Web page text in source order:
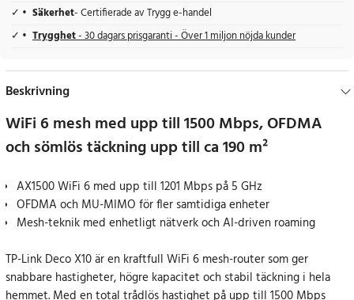
Säkerhet- Certifierade av Trygg e-handel
Trygghet- 30 dagars prisgaranti - Över 1 miljon nöjda kunder
Beskrivning
WiFi 6 mesh med upp till 1500 Mbps, OFDMA
och sömlös täckning upp till ca 190 m²
AX1500 WiFi 6 med upp till 1201 Mbps på 5 GHz
OFDMA och MU-MIMO för fler samtidiga enheter
Mesh-teknik med enhetligt nätverk och AI-driven roaming
TP-Link Deco X10 är en kraftfull WiFi 6 mesh-router som ger
snabbare hastigheter, högre kapacitet och stabil täckning i hela
hemmet. Med en total trådlös hastighet på upp till 1500 Mbps